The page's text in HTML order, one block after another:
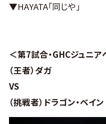
▼HAYATA｢同じや｣
＜第7試合・GHCジュニ
（王者）ダガ
VS
（挑戦者）ドラゴン・ベイン